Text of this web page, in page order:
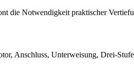
die Notwendigkeit praktischer
Anschluss, Unterweisung, Drei-